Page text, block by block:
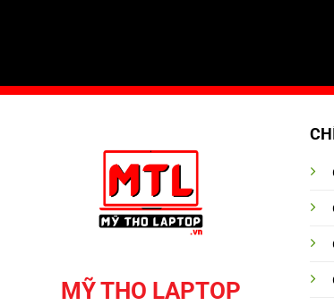
MỸ THO LAPTOP